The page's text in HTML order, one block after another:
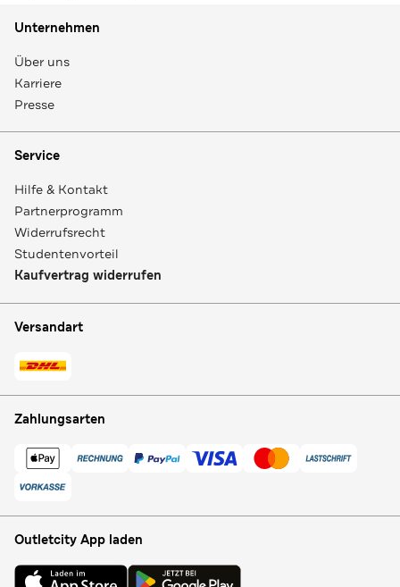
Unternehmen
Über uns
Karriere
Presse
Service
Hilfe & Kontakt
Partnerprogramm
Widerrufsrecht
Studentenvorteil
Kaufvertrag widerrufen
Versandart
Zahlungsarten
Outletcity App laden